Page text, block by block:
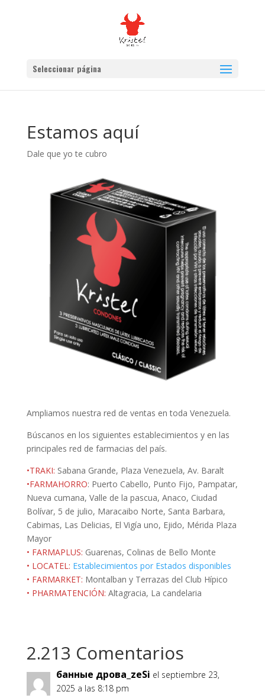
Seleccionar página
Estamos aquí
Dale que yo te cubro
Ampliamos nuestra red de ventas en toda Venezuela.
Búscanos en los siguientes establecimientos y en las
principales red de farmacias del país.
•TRAKI: Sabana Grande, Plaza Venezuela, Av. Baralt
•FARMAHORRO: Puerto Cabello, Punto Fijo, Pampatar,
Nueva cumana, Valle de la pascua, Anaco, Ciudad
Bolívar, 5 de julio, Maracaibo Norte, Santa Barbara,
Cabimas, Las Delicias, El Vigía uno, Ejido, Mérida Plaza
Mayor
• FARMAPLUS: Guarenas, Colinas de Bello Monte
• LOCATEL: Establecimientos por Estados disponibles
• FARMARKET: Montalban y Terrazas del Club Hípico
• PHARMATENCIÓN: Altagracia, La candelaria
2.213 Comentarios
банные дрова_zeSi el septiembre 23,
2025 a las 8:18 pm